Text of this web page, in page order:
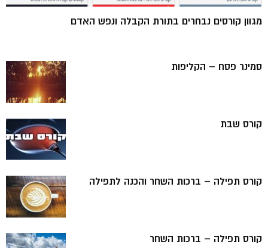
מגוון קורסים נבחרים בתורת הקבלה ונפש האדם
סמינר פסח – הקליפות
קורס שבת
קורס תפילה – ברכות השחר והכנה לתפילה
קורס תפילה – ברכות השחר